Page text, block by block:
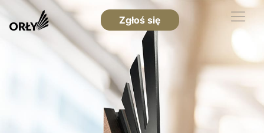
Zgłoś się